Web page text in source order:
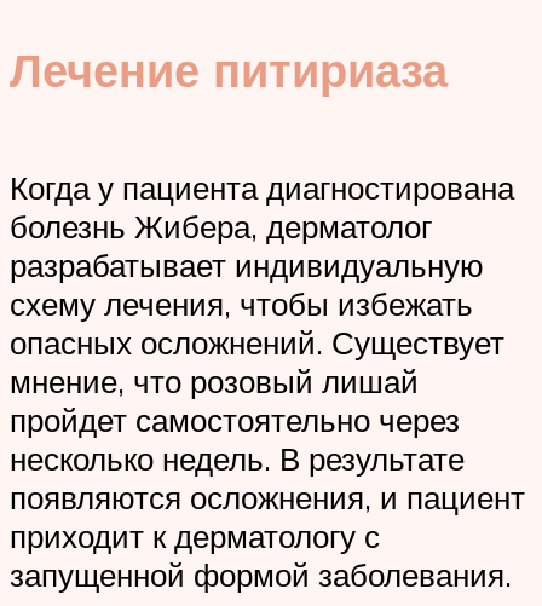
Лечение питириаза
Когда у пациента диагностирована
болезнь Жибера, дерматолог
разрабатывает индивидуальную
схему лечения, чтобы избежать
опасных осложнений. Существует
мнение, что розовый лишай
пройдет самостоятельно через
несколько недель. В результате
появляются осложнения, и пациент
приходит к дерматологу с
запущенной формой заболевания.